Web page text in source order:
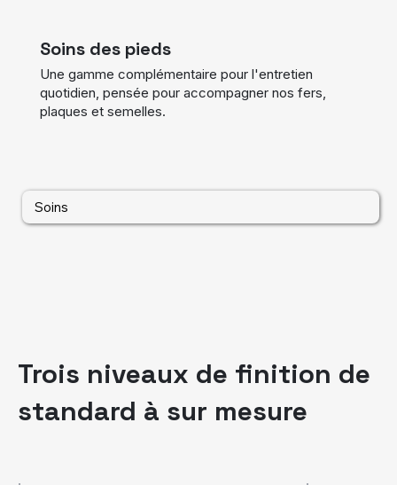
Soins des pieds
Une gamme complémentaire pour l'entretien
quotidien, pensée pour accompagner nos fers,
plaques et semelles.
Soins
Trois niveaux de finition de
standard à sur mesure